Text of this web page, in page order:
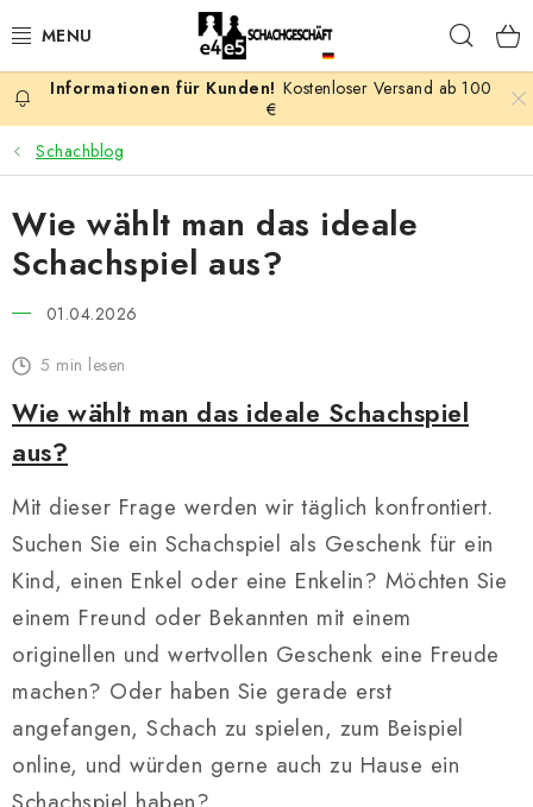
Inhalt
AKTION
SCHACHSPIELE
SCHACHFIGUREN
SCHACHBRETTER
SCHACHBÜCHER
SCHACH-ANTIQUITÄTENLADEN
SCHACH ONLINE
SCHACH-MERCH
SCHACH GESCHENKE
GESCHÄFTSBEDINGUNGEN
KONTAKT
Kostenloser Versand ab 100
€
Schachblog
Wie wählt man das ideale
Schachspiel aus?
01.04.2026
5 min lesen
Wie wählt man das ideale Schachspiel
aus?
Mit dieser Frage werden wir täglich konfrontiert.
Suchen Sie ein Schachspiel als Geschenk für ein
Kind, einen Enkel oder eine Enkelin? Möchten Sie
einem Freund oder Bekannten mit einem
originellen und wertvollen Geschenk eine Freude
machen? Oder haben Sie gerade erst
angefangen, Schach zu spielen, zum Beispiel
online, und würden gerne auch zu Hause ein